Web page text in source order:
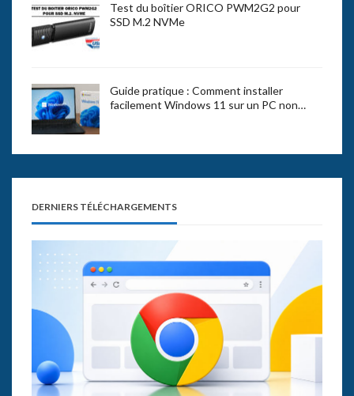
Test du boîtier ORICO PWM2G2 pour
SSD M.2 NVMe
Guide pratique : Comment installer
facilement Windows 11 sur un PC non…
DERNIERS TÉLÉCHARGEMENTS